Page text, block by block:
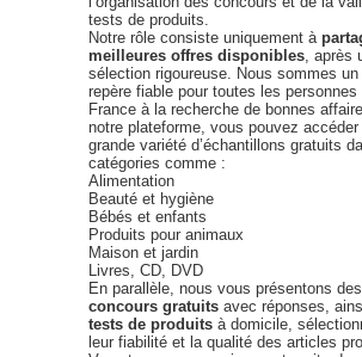
tests de produits.
Notre rôle consiste uniquement à
meilleures offres disponibles, après
sélection rigoureuse. Nous sommes
repère fiable pour toutes les personnes
France à la recherche de bonnes
notre plateforme, vous pouvez accéder
grande variété d’échantillons gratuits
catégories comme :
Alimentation
Beauté et hygiène
Bébés et enfants
Produits pour animaux
Maison et jardin
Livres, CD, DVD
En parallèle, nous vous présentons des
concours gratuits avec réponses,
tests de produits à domicile,
leur fiabilité et la qualité des articles